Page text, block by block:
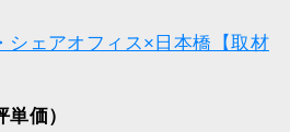
シェアオフィス×日本橋【取材
価）